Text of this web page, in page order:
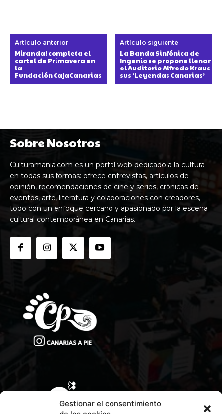
Gestionar el consentimiento
Artículo anterior
Miranda! completa el
cartel de Primavera en
la
Fundación CajaCanarias
Artículo siguiente
La Banda Sinfónica de
Ingenio se propone llenar
el Auditorio Alfredo Kraus
sus ‘Leyendas Canarias’
Sobre Nosotros
Culturamania.com es un portal web dedicado a la cultura
en todas sus formas: ofrece entrevistas, artículos de
opinión, recomendaciones de cine y series, crónicas de
eventos, arte, literatura y colaboraciones con creadores,
todo con un enfoque cercano y apasionado por la escena
cultural contemporánea en Canarias.